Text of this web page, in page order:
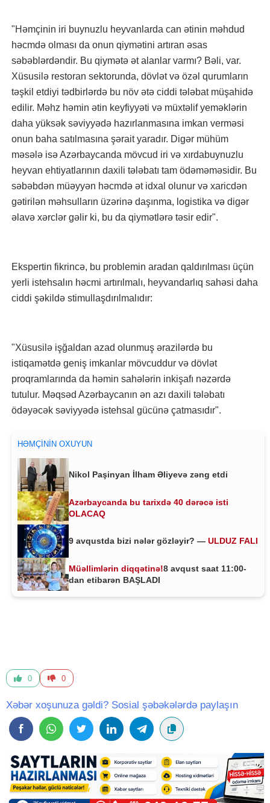
"Həmçinin iri buynuzlu heyvanlarda can ətinin məhdud
həcmdə olması da onun qiymətini artıran əsas
səbəblərdəndir. Bu qiymətə ət alanlar varmı? Bəli, var.
Xüsusilə restoran sektorunda, dövlət və özəl qurumların
təşkil etdiyi tədbirlərdə bu növ ətə ciddi tələbat müşahidə
edilir. Məhz həmin ətin keyfiyyəti və müxtəlif yeməklərin
daha yüksək səviyyədə hazırlanmasına imkan verməsi
onun baha satılmasına şərait yaradır. Digər mühüm
məsələ isə Azərbaycanda mövcud iri və xırdabuynuzlu
heyvan ehtiyatlarının daxili tələbatı tam ödəməməsidir. Bu
səbəbdən müəyyən həcmdə ət idxal olunur və xaricdən
gətirilən məhsulların üzərinə daşınma, logistika və digər
əlavə xərclər gəlir ki, bu da qiymətlərə təsir edir".
Ekspertin fikrincə, bu problemin aradan qaldırılması üçün
yerli istehsalın həcmi artırılmalı, heyvandarlıq sahəsi daha
ciddi şəkildə stimullaşdırılmalıdır:
"Xüsusilə işğaldan azad olunmuş ərazilərdə bu
istiqamətdə geniş imkanlar mövcuddur və dövlət
proqramlarında da həmin sahələrin inkişafı nəzərdə
tutulur. Məqsəd Azərbaycanın ən azı daxili tələbatı
ödəyəcək səviyyədə istehsal gücünə çatmasıdır".
HƏMÇININ OXUYUN
Nikol Paşinyan İlham Əliyevə zəng etdi
Azərbaycanda bu tarixdə 40 dərəcə isti
OLACAQ
9 avqustda bizi nələr gözləyir? — ULDUZ FALI
Müəllimlərin diqqətinə!8 avqust saat 11:00-
dan etibarən BAŞLADI
0 0
Xəbər xoşunuza gəldi? Sosial şəbəkələrdə paylaşın